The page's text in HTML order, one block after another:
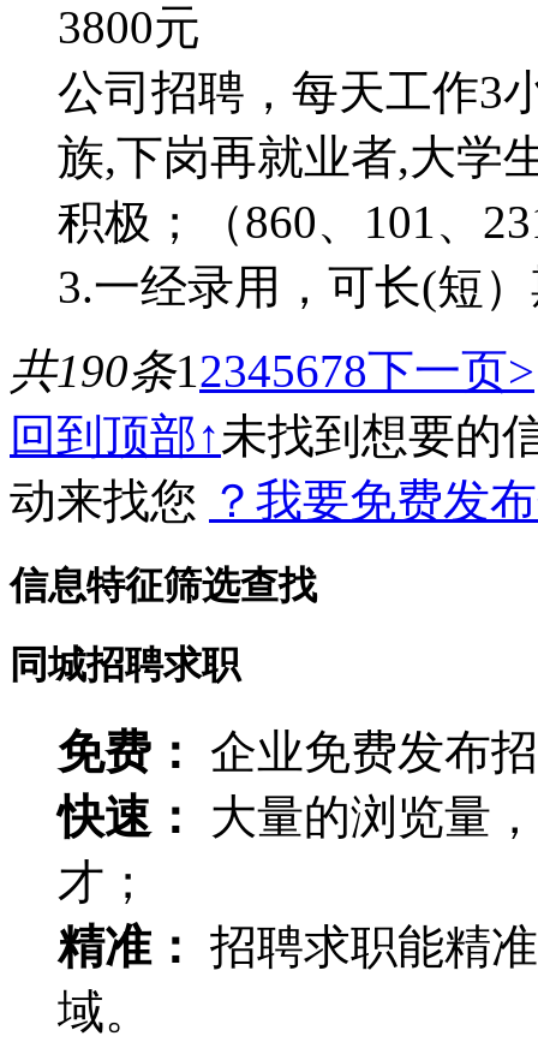
3800元
公司招聘，每天工作3
族,下岗再就业者,大学
积极；（860、101、
3.一经录用，可长(短
共190条12345678下一页>
回到顶部↑未找到想要的
动来找您 ？我要免费发
信息特征筛选查找
同城招聘求职
免费：
企业免费发布
快速：
大量的浏览量
才；
精准： 招聘求职能精
域。